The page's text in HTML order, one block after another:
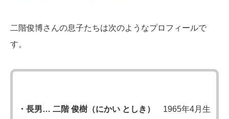
二階俊博さんの息子たちは次のようなプロフィールで
す。
・長男… 二階 俊樹（にかい としき）
1965年4月生